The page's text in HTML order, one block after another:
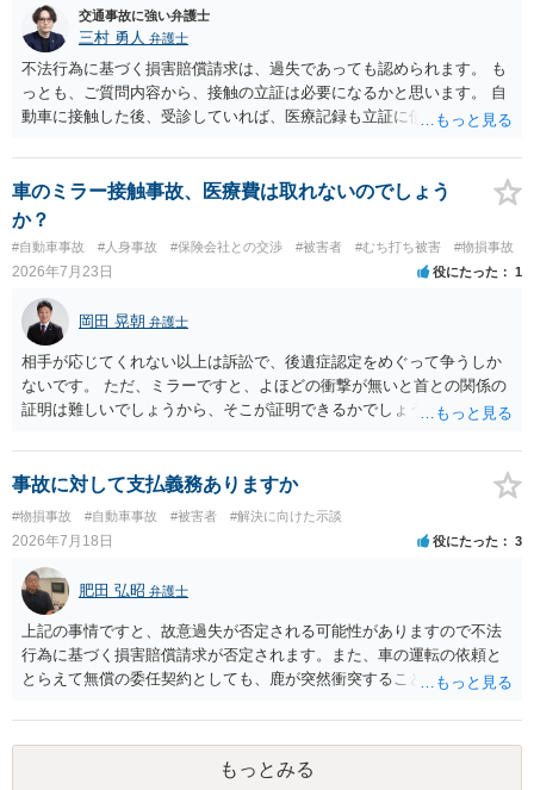
やご家族等が加入している保険に、今回の事故で利用できる弁護士費
用特約が付帯しているか なお、被害者は叔母様ご本人となりますの
で、弁護士が受任する場合には、叔母様ご本人の依頼意思等を確認す
る必要があります。日本語での十分な意思疎通が難しいとのことです
ので、そのあたりのご事情も踏まえて、依頼意思の確認方法等を検討
交通事故に強い弁護士
三村 勇人 弁護士
不法行為に基づく損害賠償請求は、過失であっても認められます。 も
っとも、ご質問内容から、接触の立証は必要になるかと思います。 自
動車に接触した後、受診していれば、医療記録も立証に使えるかと思
士にご相談ください。
車のミラー接触事故、医療費は取れないのでしょう
か？
#自動車事故 #人身事故 #保険会社との交渉 #被害者 #むち打ち被害 #物損事故
2026年7月23日 役にたった 1
岡田 晃朝 弁護士
相手が応じてくれない以上は訴訟で、後遺症認定をめぐって争うしか
ないです。 ただ、ミラーですと、よほどの衝撃が無いと首との関係の
証明は難しいでしょうから、そこが証明できるかでしょうね。
事故に対して支払義務ありますか
#物損事故 #自動車事故 #被害者 #解決に向けた示談
2026年7月18日 役にたった 3
肥田 弘昭 弁護士
上記の事情ですと、故意過失が否定される可能性がありますので不法
行為に基づく損害賠償請求が否定されます。また、車の運転の依頼と
とらえて無償の委任契約としても、鹿が突然衝突することは予見がで
償請求も成立しない可能性があります。以上の理由から支払義務は否
定される可能性が高いです。ご参考にしてください。
もっとみる